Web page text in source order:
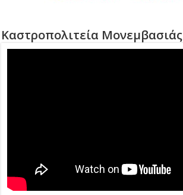
Καστροπολιτεία Μονεμβασιάς